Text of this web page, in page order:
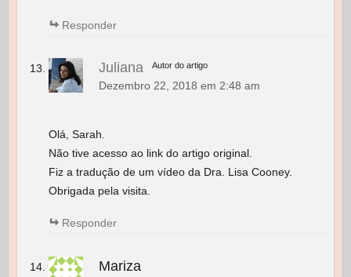
Responder
Juliana Autor do artigo
Dezembro 22, 2018 em 2:48 am
Olá, Sarah.
Não tive acesso ao link do artigo original.
Fiz a tradução de um vídeo da Dra. Lisa Cooney.
Obrigada pela visita.
Responder
Mariza